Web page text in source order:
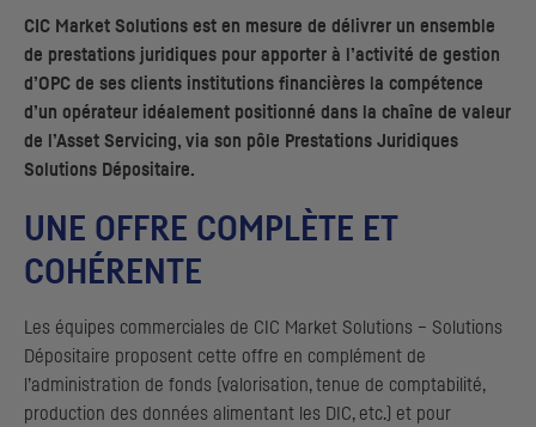
CIC Market Solutions est en mesure de délivrer un ensemble
de prestations juridiques pour apporter à l’activité de gestion
d’OPC de ses clients institutions financières la compétence
d’un opérateur idéalement positionné dans la chaîne de valeur
de l’Asset Servicing, via son pôle Prestations Juridiques
Solutions Dépositaire.
UNE OFFRE COMPLÈTE ET
COHÉRENTE
Les équipes commerciales de CIC Market Solutions – Solutions
Dépositaire proposent cette offre en complément de
l’administration de fonds (valorisation, tenue de comptabilité,
production des données alimentant les DIC, etc.) et pour